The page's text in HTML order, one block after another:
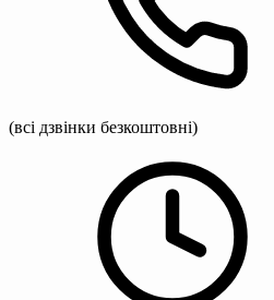
(всі дзвінки безкоштовні)